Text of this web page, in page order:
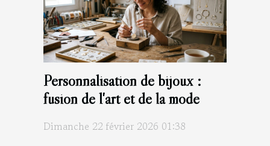
Personnalisation de bijoux :
fusion de l'art et de la mode
Dimanche 22 février 2026 01:38